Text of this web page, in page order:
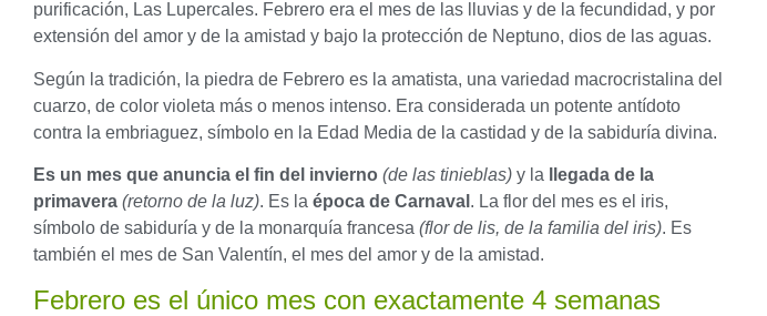
purificación, Las Lupercales. Febrero era el mes de las lluvias y de la fecundidad, y por
extensión del amor y de la amistad y bajo la protección de Neptuno, dios de las aguas.
Según la tradición, la piedra de Febrero es la amatista, una variedad macrocristalina del
cuarzo, de color violeta más o menos intenso. Era considerada un potente antídoto
contra la embriaguez, símbolo en la Edad Media de la castidad y de la sabiduría divina.
Es un mes que anuncia el fin del invierno (de las tinieblas) y la
llegada de la
primavera (retorno de la luz). Es la época de Carnaval . La flor del mes es el iris,
símbolo de sabiduría y de la monarquía francesa (flor de lis, de la familia del iris). Es
también el mes de San Valentín, el mes del amor y de la amistad.
Febrero es el único mes con exactamente 4 semanas